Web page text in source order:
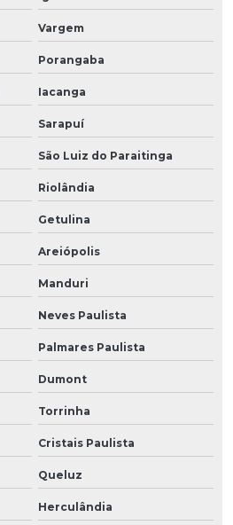
Vargem
Porangaba
Iacanga
Sarapuí
São Luiz do Paraitinga
Riolândia
Getulina
Areiópolis
Manduri
Neves Paulista
Palmares Paulista
Dumont
Torrinha
Cristais Paulista
Queluz
Herculândia